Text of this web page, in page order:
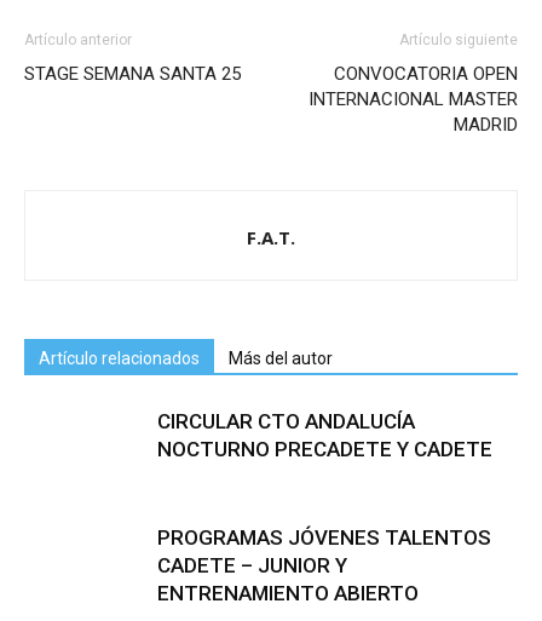
Artículo anterior
STAGE SEMANA SANTA 25
Artículo siguiente
CONVOCATORIA OPEN
INTERNACIONAL MASTER
MADRID
F.A.T.
Artículo relacionados Más del autor
CIRCULAR CTO ANDALUCÍA
NOCTURNO PRECADETE Y CADETE
PROGRAMAS JÓVENES TALENTOS
CADETE – JUNIOR Y
ENTRENAMIENTO ABIERTO